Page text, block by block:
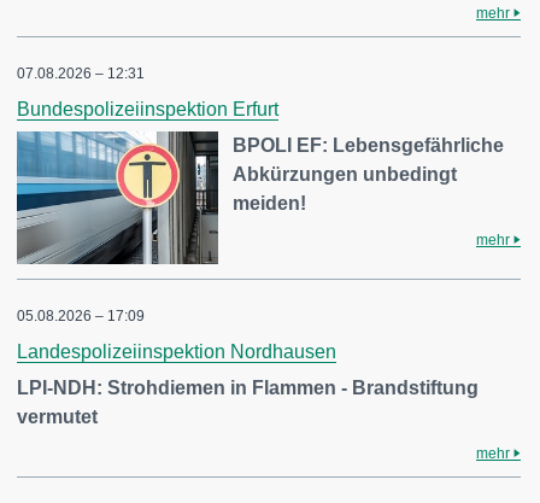
mehr
07.08.2026 – 12:31
Bundespolizeiinspektion Erfurt
BPOLI EF: Lebensgefährliche
Abkürzungen unbedingt
meiden!
mehr
05.08.2026 – 17:09
Landespolizeiinspektion Nordhausen
LPI-NDH: Strohdiemen in Flammen - Brandstiftung
vermutet
mehr